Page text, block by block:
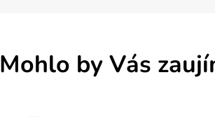
Mohlo by Vás